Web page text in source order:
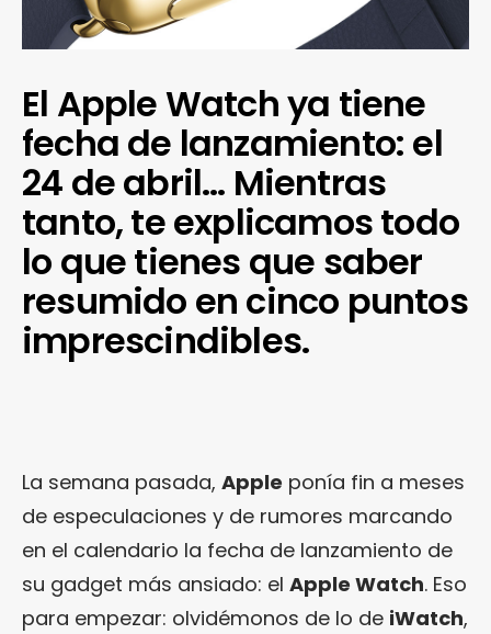
El Apple Watch ya tiene
fecha de lanzamiento: el
24 de abril… Mientras
tanto, te explicamos todo
lo que tienes que saber
resumido en cinco puntos
imprescindibles.
La semana pasada, Apple ponía fin a meses
de especulaciones y de rumores marcando
en el calendario la fecha de lanzamiento de
su gadget más ansiado: el Apple Watch. Eso
para empezar: olvidémonos de lo de iWatch,